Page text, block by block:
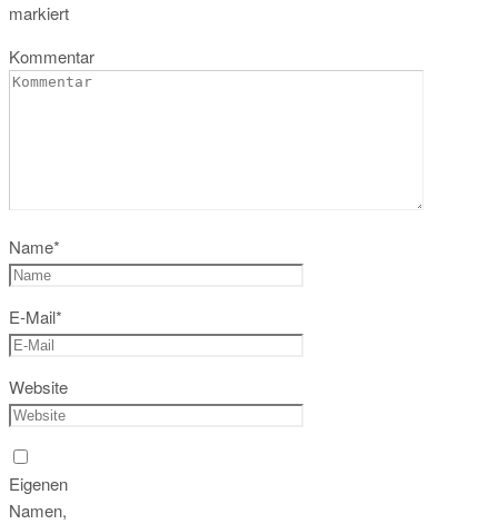
markiert
Kommentar
Name*
E-Mail*
Website
Eigenen
Namen,